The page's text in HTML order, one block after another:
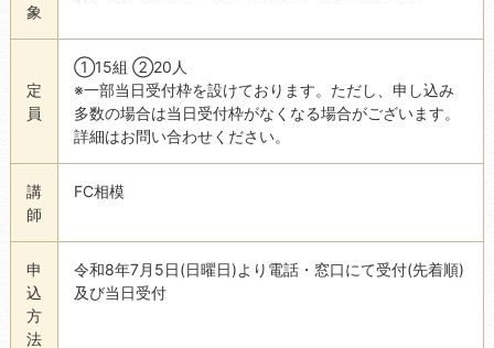
象
定
員
①15組 ②20人
※一部当日受付枠を設けております。ただし、申し込み
多数の場合は当日受付枠がなくなる場合がございます。
詳細はお問い合わせください。
講
師
FC相模
申
込
方
法
令和8年7月5日(日曜日)より電話・窓口にて受付(先着順)
及び当日受付